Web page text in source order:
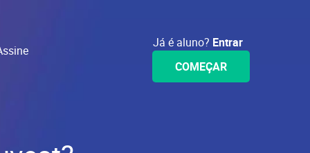
Já é aluno? Entrar
COMEÇAR